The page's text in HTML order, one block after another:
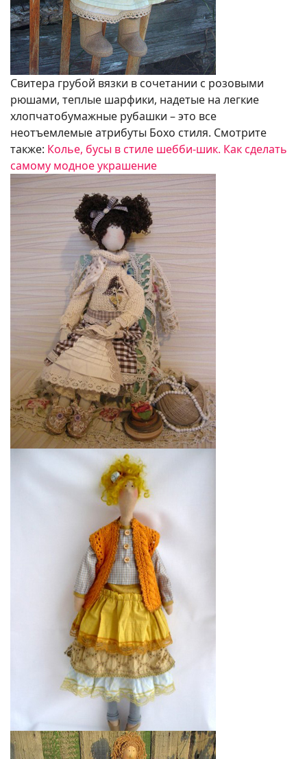
Свитера грубой вязки в сочетании с розовыми
рюшами, теплые шарфики, надетые на легкие
хлопчатобумажные рубашки – это все
неотъемлемые атрибуты Бохо стиля. Смотрите
также: Колье, бусы в стиле шебби-шик. Как сделать
самому модное украшение